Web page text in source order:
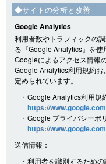
◆サイトの分析と改善
Google Analytics
利用者数やトラフィックの
る『Google Analytics』を使
Googleによるアクセス情報
Google Analytics利用規約お
定められています。
・Google Analytics利用規
https://
・Google プライバシーポ
https://
送信情報：
・利用者を識別するため